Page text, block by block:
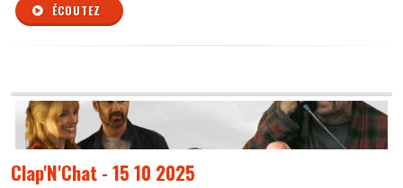
ÉCOUTEZ
Clap'N'Chat - 15 10 2025